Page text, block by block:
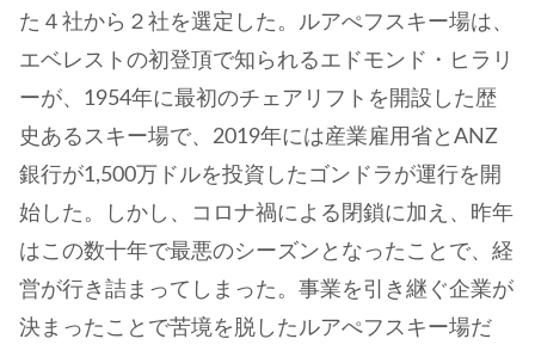
た４社から２社を選定した。ルアぺフスキー場は、
エベレストの初登頂で知られるエドモンド・ヒラリ
ーが、1954年に最初のチェアリフトを開設した歴
史あるスキー場で、2019年には産業雇用省とANZ
銀行が1,500万ドルを投資したゴンドラが運行を開
始した。しかし、コロナ禍による閉鎖に加え、昨年
はこの数十年で最悪のシーズンとなったことで、経
営が行き詰まってしまった。事業を引き継ぐ企業が
決まったことで苦境を脱したルアぺフスキー場だ